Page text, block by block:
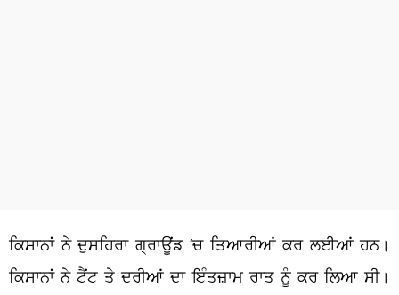
ਕਿਸਾਨਾਂ ਨੇ ਦੁਸਹਿਰਾ ਗ੍ਰਾਊਂਡ ‘ਚ ਤਿਆਰੀਆਂ ਕਰ ਲਈਆਂ ਹਨ।
ਕਿਸਾਨਾਂ ਨੇ ਟੈਂਟ ਤੇ ਦਰੀਆਂ ਦਾ ਇੰਤਜ਼ਾਮ ਰਾਤ ਨੂੰ ਕਰ ਲਿਆ ਸੀ।